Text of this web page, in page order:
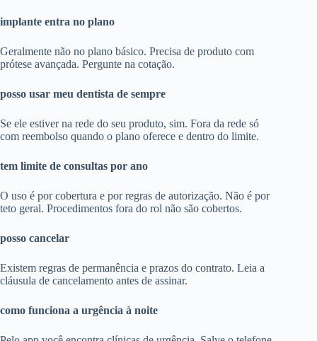
implante entra no plano
Geralmente não no plano básico. Precisa de produto com
prótese avançada. Pergunte na cotação.
posso usar meu dentista de sempre
Se ele estiver na rede do seu produto, sim. Fora da rede só
com reembolso quando o plano oferece e dentro do limite.
tem limite de consultas por ano
O uso é por cobertura e por regras de autorização. Não é por
teto geral. Procedimentos fora do rol não são cobertos.
posso cancelar
Existem regras de permanência e prazos do contrato. Leia a
cláusula de cancelamento antes de assinar.
como funciona a urgência à noite